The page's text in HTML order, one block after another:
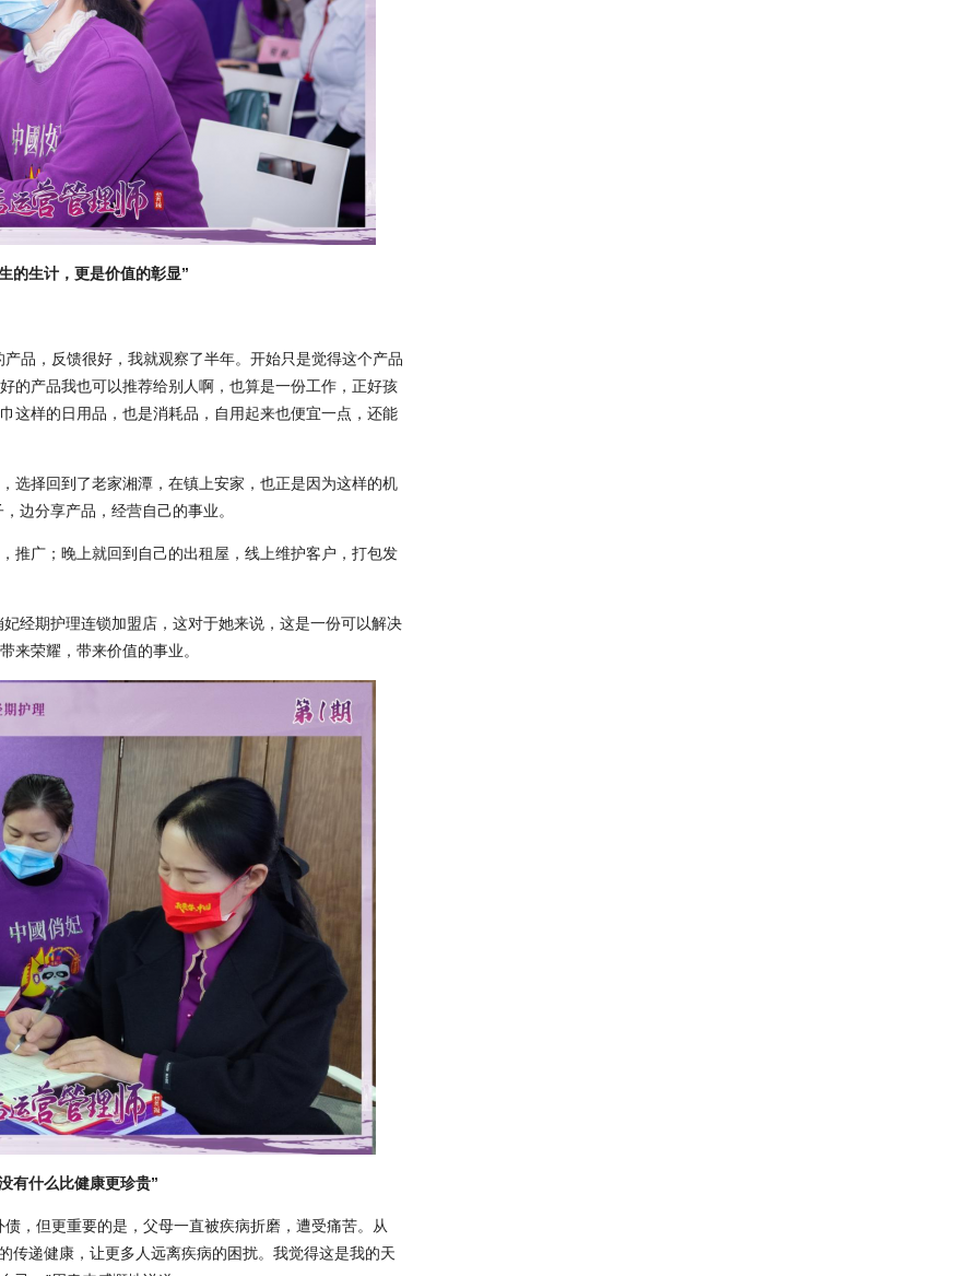
的生计，更是价值的彰显”
品，反馈很好，我就观察了半年。开始只是觉得这个产品
的产品我也可以推荐给别人啊，也算是一份工作，正好孩
这样的日用品，也是消耗品，自用起来也便宜一点，还能
选择回到了老家湘潭，在镇上安家，也正是因为这样的机
边分享产品，经营自己的事业。
推广；晚上就回到自己的出租屋，线上维护客户，打包发
经期护理连锁加盟店，这对于她来说，这是一份可以解决
来荣耀，带来价值的事业。
有什么比健康更珍贵”
，但更重要的是，父母一直被疾病折磨，遭受痛苦。从
传递健康，让更多人远离疾病的困扰。我觉得这是我的天